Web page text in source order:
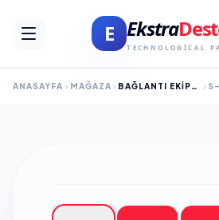
E Ekstra
TECHNOLOGICAL
ANASAYFA MAĞAZA BAĞLANTI EKIPMANLARI